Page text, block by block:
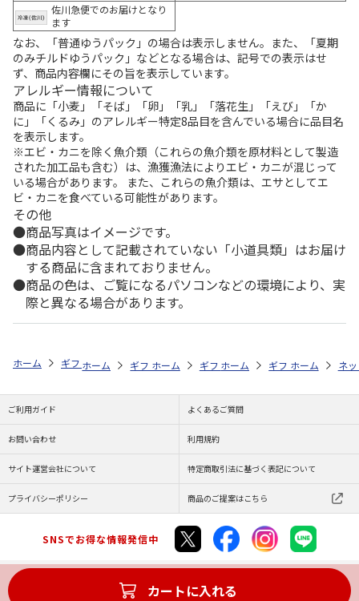
佐川急便でのお届けとなり
ます
なお、「普通ゆうパック」の場合は表示しません。また、「夏期
のみチルドゆうパック」などとなる場合は、記号での表示はせ
ず、商品内容欄にその旨を表示しています。
アレルギー情報について
商品に「小麦」「そば」「卵」「乳」「落花生」「えび」「か
に」「くるみ」のアレルギー特定8品目を含んでいる場合に品目名
を表示します。
※エビ・カニを除く魚介類（これらの魚介類を原材料として製造
された加工品も含む）は、漁獲漁法によりエビ・カニが混じって
いる場合があります。 また、これらの魚介類は、エサとしてエ
ビ・カニを食べている可能性があります。
その他
商品写真はイメージです。
商品内容として記載されていない「小道具類」はお届け
する商品に含まれておりません。
商品の色は、ご覧になるパソコンなどの環境により、実
際と異なる場合があります。
カートに入れる
ホーム ギフト通販 内祝い・お返し 法要・香典返し 選べるギフ
ホーム ギフト通販 内祝い・お返し 法要・香典返し
ホーム ギフト通販 お祝い・贈りもの
ホーム ギフト通販 お
ホーム ネ
ご利用ガイド よくあるご質問
お問い合わせ 利用規約
サイト運営会社について 特定商取引法に基づく表記について
プライバシーポリシー 商品のご提案はこちら
SNSでお得な情報発信中